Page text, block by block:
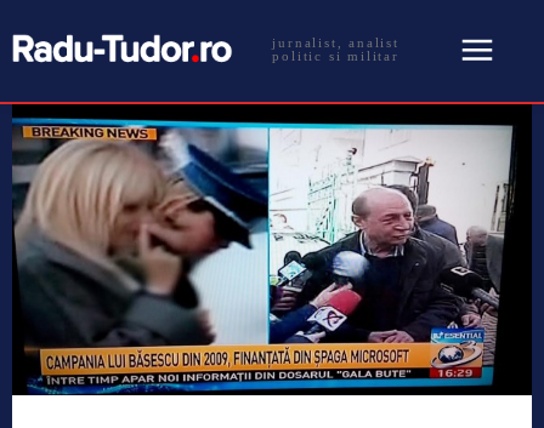
jurnalist, analist
politic si militar